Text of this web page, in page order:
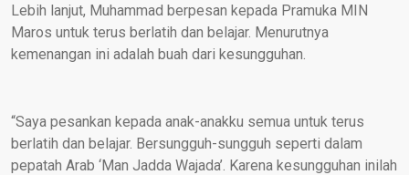
Lebih lanjut, Muhammad berpesan kepada Pramuka MIN
Maros untuk terus berlatih dan belajar. Menurutnya
kemenangan ini adalah buah dari kesungguhan.
“Saya pesankan kepada anak-anakku semua untuk terus
berlatih dan belajar. Bersungguh-sungguh seperti dalam
pepatah Arab ‘Man Jadda Wajada’. Karena kesungguhan inilah